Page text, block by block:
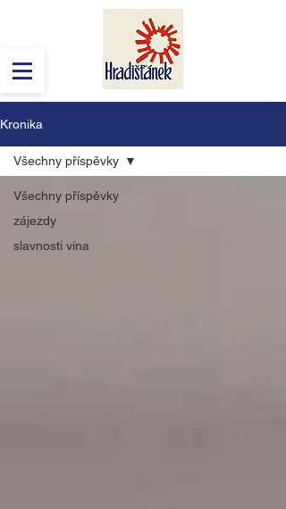
Kronika
Všechny příspěvky
zájezdy
slavnosti vína
Všechny příspěvky